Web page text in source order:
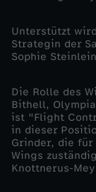
2
2
6
v
Unterstützt
Strategin der
Sophie
Die Rolle des
Bithell,
ist "Flight
in dieser
Grinder, die für
Wings
Knottnerus-